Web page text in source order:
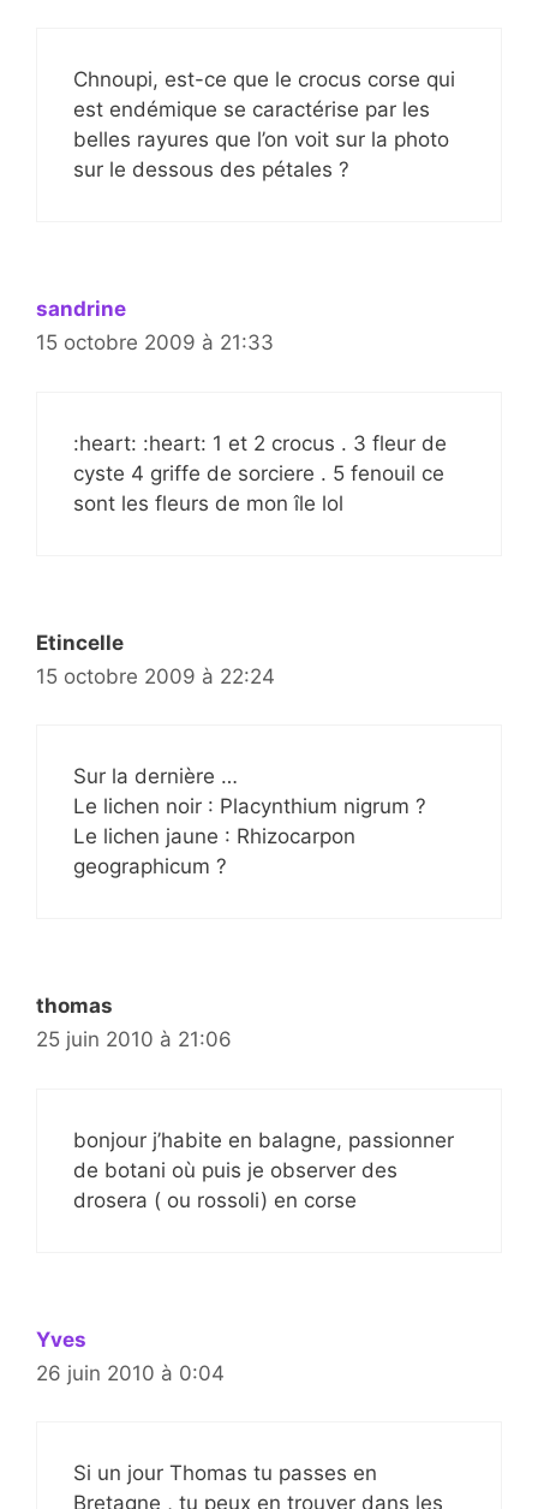
Chnoupi, est-ce que le crocus corse qui
est endémique se caractérise par les
belles rayures que l’on voit sur la photo
sur le dessous des pétales ?
sandrine
15 octobre 2009 à 21:33
:heart: :heart: 1 et 2 crocus . 3 fleur de
cyste 4 griffe de sorciere . 5 fenouil ce
sont les fleurs de mon île lol
Etincelle
15 octobre 2009 à 22:24
Sur la dernière …
Le lichen noir : Placynthium nigrum ?
Le lichen jaune : Rhizocarpon
geographicum ?
thomas
25 juin 2010 à 21:06
bonjour j’habite en balagne, passionner
de botani où puis je observer des
drosera ( ou rossoli) en corse
Yves
26 juin 2010 à 0:04
Si un jour Thomas tu passes en
Bretagne , tu peux en trouver dans les